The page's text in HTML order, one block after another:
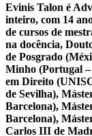
Evinis Talon é
inteiro, com 14
de cursos de
na docência,
de Posgrado
Minho (Portugal –
em Direito
de Sevilha),
Barcelona),
Barcelona),
Carlos III de